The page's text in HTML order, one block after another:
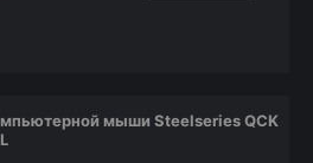
мыши Steelseries QCK